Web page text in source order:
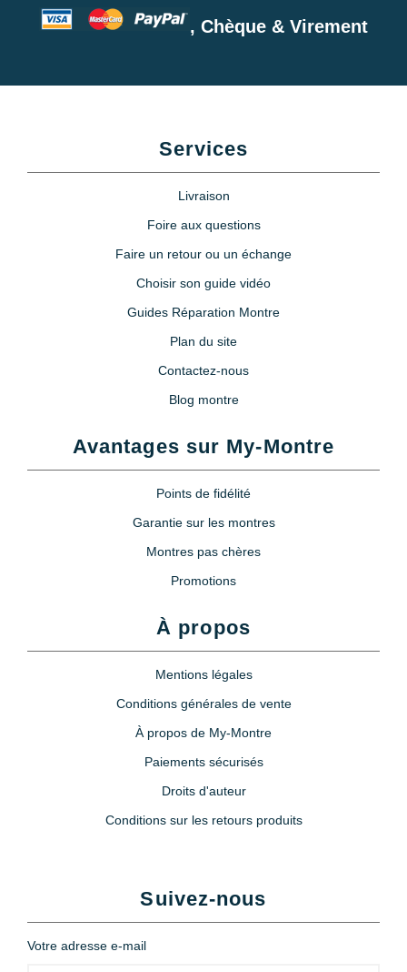
, Chèque & Virement
Services
Livraison
Foire aux questions
Faire un retour ou un échange
Choisir son guide vidéo
Guides Réparation Montre
Plan du site
Contactez-nous
Blog montre
Avantages sur My-Montre
Points de fidélité
Garantie sur les montres
Montres pas chères
Promotions
À propos
Mentions légales
Conditions générales de vente
À propos de My-Montre
Paiements sécurisés
Droits d'auteur
Conditions sur les retours produits
Suivez-nous
Votre adresse e-mail